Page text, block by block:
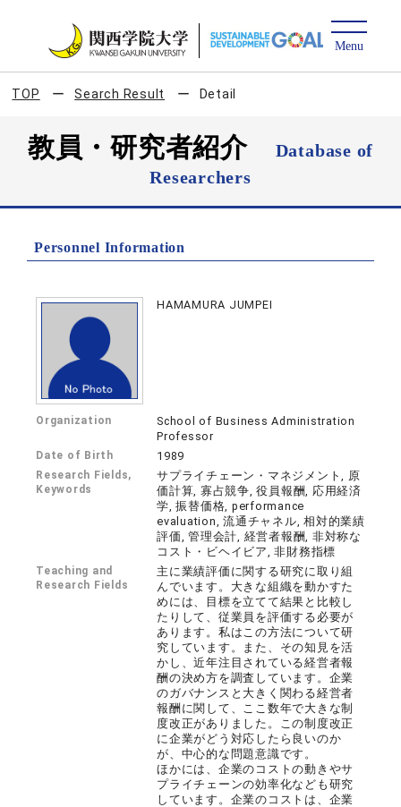
TOP Search Result Detail
教員・研究者紹介
Database of
Researchers
Personnel Information
HAMAMURA JUMPEI
Organization
School of Business Administration
Professor
Date of Birth 1989
Research Fields,
Keywords
サプライチェーン・マネジメント, 原
価計算, 寡占競争, 役員報酬, 応用経済
学, 振替価格, performance
evaluation, 流通チャネル, 相対的業績
評価, 管理会計, 経営者報酬, 非対称な
コスト・ビヘイビア, 非財務指標
Teaching and
Research Fields
主に業績評価に関する研究に取り組
んでいます。大きな組織を動かすた
めには、目標を立てて結果と比較し
たりして、従業員を評価する必要が
あります。私はこの方法について研
究しています。また、その知見を活
かし、近年注目されている経営者報
酬の決め方を調査しています。企業
のガバナンスと大きく関わる経営者
報酬に関して、ここ数年で大きな制
度改正がありました。この制度改正
に企業がどう対応したら良いのか
が、中心的な問題意識です。
ほかには、企業のコストの動きやサ
プライチェーンの効率化なども研究
しています。企業のコストは、企業